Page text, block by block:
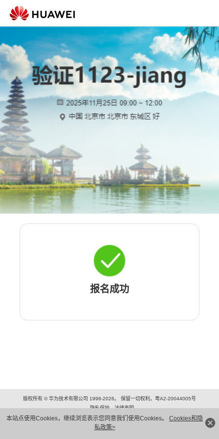
本站点使用Cookies，继续浏览表示您同意我们使用Cookies。 Cookies和隐
私政策>
报名成功
版权所有 © 华为技术有限公司 1998-2026。 保留一切权利。粤A2-20044005号
隐私保护
法律声明